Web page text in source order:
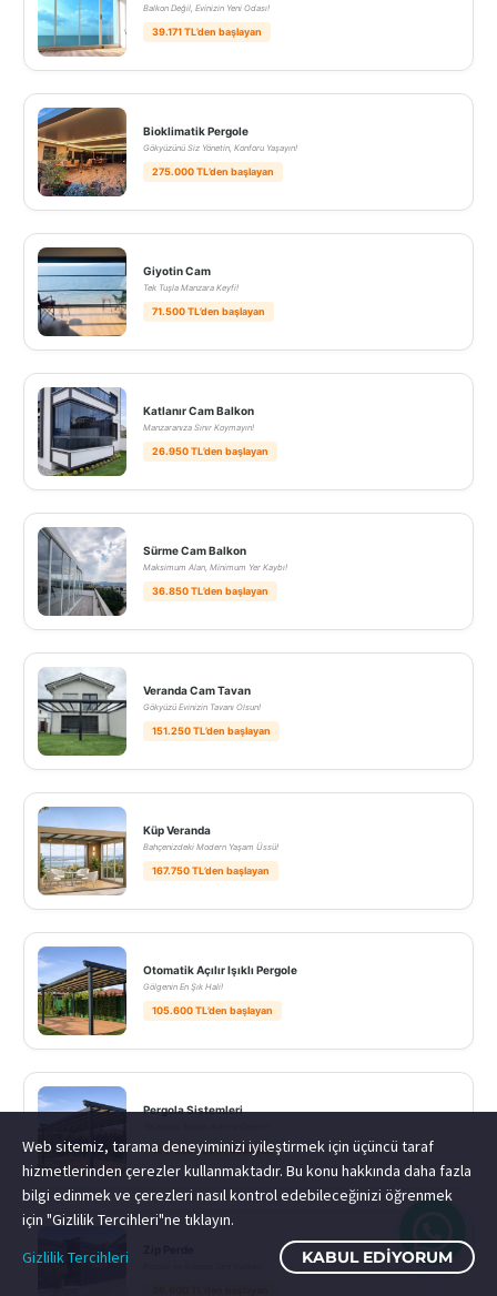
Balkon Değil, Evinizin Yeni Odası!
39.171 TL’den başlayan
Bioklimatik Pergole
Gökyüzünü Siz Yönetin, Konforu Yaşayın!
275.000 TL’den başlayan
Giyotin Cam
Tek Tuşla Manzara Keyfi!
71.500 TL’den başlayan
Katlanır Cam Balkon
Manzaranıza Sınır Koymayın!
26.950 TL’den başlayan
Sürme Cam Balkon
Maksimum Alan, Minimum Yer Kaybı!
36.850 TL’den başlayan
Veranda Cam Tavan
Gökyüzü Evinizin Tavanı Olsun!
151.250 TL’den başlayan
Küp Veranda
Bahçenizdeki Modern Yaşam Üssü!
167.750 TL’den başlayan
Otomatik Açılır Işıklı Pergole
Gölgenin En Şık Hali!
105.600 TL’den başlayan
Pergola Sistemleri
105.600 TL’den başlayan
Web sitemiz, tarama deneyiminizi iyileştirmek için üçüncü taraf
hizmetlerinden çerezler kullanmaktadır. Bu konu hakkında daha fazla
bilgi edinmek ve çerezleri nasıl kontrol edebileceğinizi öğrenmek
için "Gizlilik Tercihleri"ne tıklayın.
Gizlilik Tercihleri
KABUL EDIYORUM